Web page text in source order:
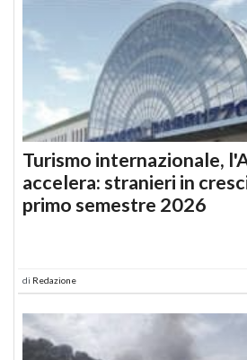
Turismo internazionale,
accelera: stranieri in
primo semestre 2026
di Redazione